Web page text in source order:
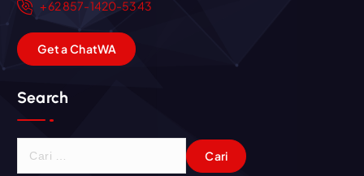
+62 857-1420-5343
GetaChatWA
Search